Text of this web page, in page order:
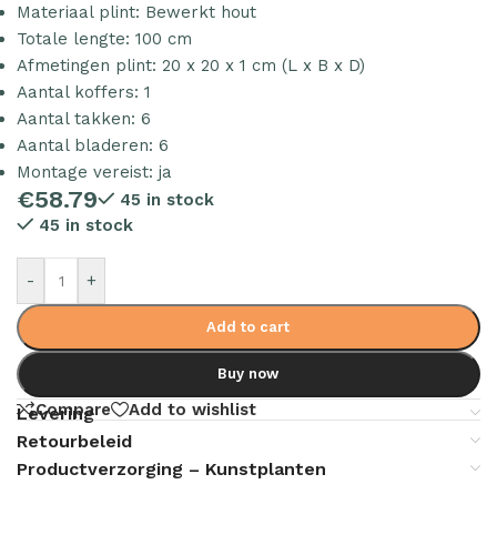
Materiaal plint: Bewerkt hout
Totale lengte: 100 cm
Afmetingen plint: 20 x 20 x 1 cm (L x B x D)
Aantal koffers: 1
Aantal takken: 6
Aantal bladeren: 6
Montage vereist: ja
€58.79
45 in stock
45 in stock
- +
Add to cart
Buy now
Compare Add to wishlist
Levering
Retourbeleid
Productverzorging – Kunstplanten